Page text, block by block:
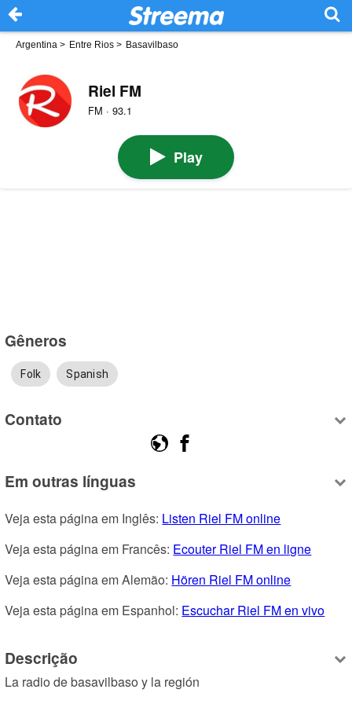
Argentina > Entre Rios > Basavilbaso
Riel FM
FM · 93.1
Play
Gêneros
Folk Spanish
Contato
Em outras línguas
Veja esta página em Inglês: Listen Riel FM online
Veja esta página em Francês: Ecouter Riel FM en ligne
Veja esta página em Alemão: Hören Riel FM online
Veja esta página em Espanhol: Escuchar Riel FM en vivo
Descrição
La radio de basavilbaso y la región